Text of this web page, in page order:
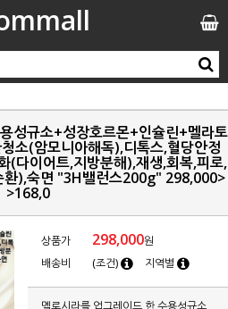
성규소+성장호르몬+인슐린+멜라토
소(암모니아해독),디톡스,혈당안정
(다이어트,지방분해),재생,회복,피로,
환),숙면 "3H밸런스200g" 298,000>
>168,0
상품가 298,000원
배송비
(조건) 지역별
멜로시라를 업그레이드 한 수용성규소